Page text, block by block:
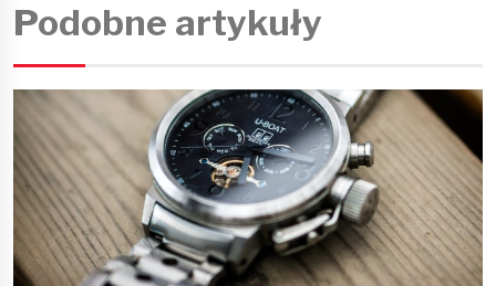
Podobne artykuły